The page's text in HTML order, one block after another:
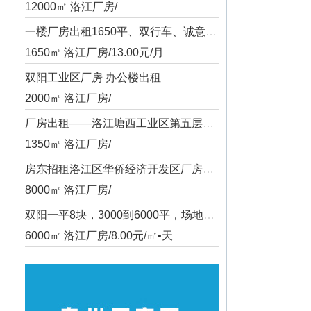
12000㎡ 洛江厂房/
一楼厂房出租1650平、双行车、诚意出租 中介勿扰！
1650㎡ 洛江厂房/13.00元/月
双阳工业区厂房 办公楼出租
2000㎡ 洛江厂房/
厂房出租——洛江塘西工业区第五层厂房
1350㎡ 洛江厂房/
房东招租洛江区华侨经济开发区厂房、仓库（可分租）
8000㎡ 洛江厂房/
双阳一平8块，3000到6000平，场地大，不限行
6000㎡ 洛江厂房/8.00元/㎡•天